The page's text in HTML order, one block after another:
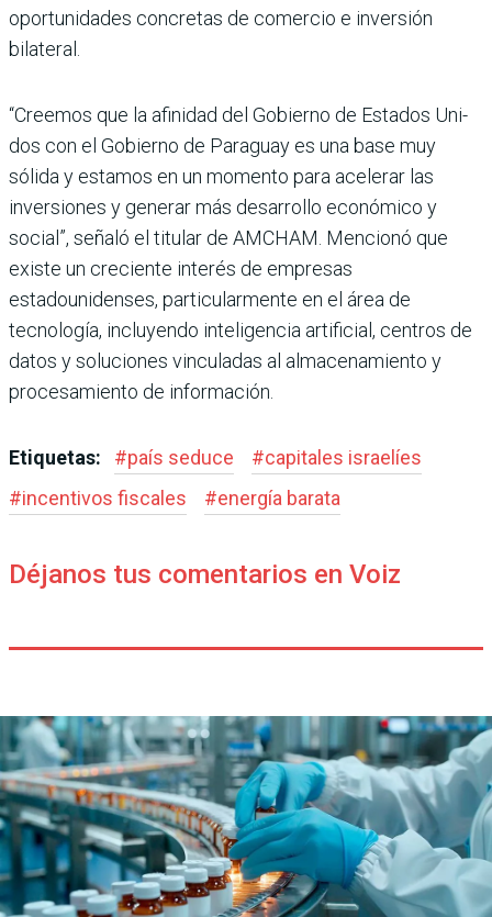
oportunidades concretas de comercio e inversión
bilate­ral.
“Creemos que la afinidad del Gobierno de Estados Uni­
dos con el Gobierno de Para­guay es una base muy
sólida y estamos en un momento para acelerar las
inversiones y gene­rar más desarrollo económico y
social”, señaló el titular de AMCHAM. Mencionó que
existe un creciente interés de empresas
estadounidenses, particularmente en el área de
tecnología, incluyendo inte­ligencia artificial, centros de
datos y soluciones vinculadas al almacenamiento y
procesa­miento de información.
Etiquetas: #país seduce #capitales israelíes
#incentivos fiscales #energía barata
Déjanos tus comentarios en Voiz